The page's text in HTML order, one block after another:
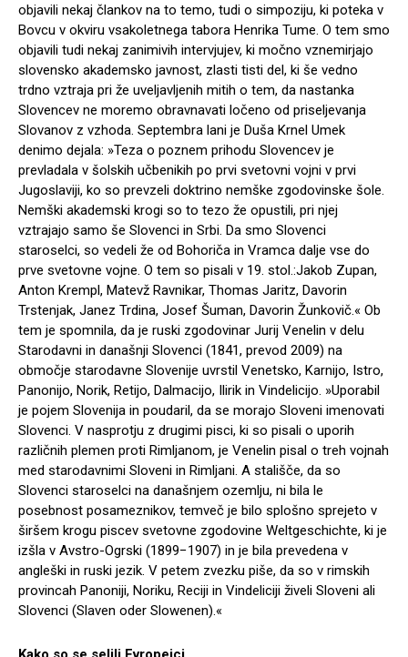
objavili nekaj člankov na to temo, tudi o simpoziju, ki poteka v
Bovcu v okviru vsakoletnega tabora Henrika Tume. O tem smo
objavili tudi nekaj zanimivih intervjujev, ki močno vznemirjajo
slovensko akademsko javnost, zlasti tisti del, ki še vedno
trdno vztraja pri že uveljavljenih mitih o tem, da nastanka
Slovencev ne moremo obravnavati ločeno od priseljevanja
Slovanov z vzhoda. Septembra lani je Duša Krnel Umek
denimo dejala: »Teza o poznem prihodu Slovencev je
prevladala v šolskih učbenikih po prvi svetovni vojni v prvi
Jugoslaviji, ko so prevzeli doktrino nemške zgodovinske šole.
Nemški akademski krogi so to tezo že opustili, pri njej
vztrajajo samo še Slovenci in Srbi. Da smo Slovenci
staroselci, so vedeli že od Bohoriča in Vramca dalje vse do
prve svetovne vojne. O tem so pisali v 19. stol.:Jakob Zupan,
Anton Krempl, Matevž Ravnikar, Thomas Jaritz, Davorin
Trstenjak, Janez Trdina, Josef Šuman, Davorin Žunkovič.« Ob
tem je spomnila, da je ruski zgodovinar Jurij Venelin v delu
Starodavni in današnji Slovenci (1841, prevod 2009) na
območje starodavne Slovenije uvrstil Venetsko, Karnijo, Istro,
Panonijo, Norik, Retijo, Dalmacijo, Ilirik in Vindelicijo. »Uporabil
je pojem Slovenija in poudaril, da se morajo Sloveni imenovati
Slovenci. V nasprotju z drugimi pisci, ki so pisali o uporih
različnih plemen proti Rimljanom, je Venelin pisal o treh vojnah
med starodavnimi Sloveni in Rimljani. A stališče, da so
Slovenci staroselci na današnjem ozemlju, ni bila le
posebnost posameznikov, temveč je bilo splošno sprejeto v
širšem krogu piscev svetovne zgodovine Weltgeschichte, ki je
izšla v Avstro-Ogrski (1899−1907) in je bila prevedena v
angleški in ruski jezik. V petem zvezku piše, da so v rimskih
provincah Panoniji, Noriku, Reciji in Vindeliciji živeli Sloveni ali
Slovenci (Slaven oder Slowenen).«